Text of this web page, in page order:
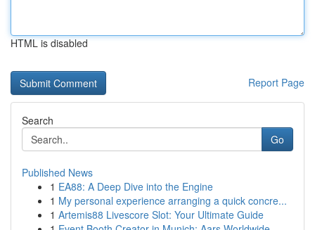
HTML is disabled
Report Page
Search
Go
Published News
1 EA88: A Deep Dive into the Engine
1 My personal experience arranging a quick concre...
1 Artemis88 Livescore Slot: Your Ultimate Guide